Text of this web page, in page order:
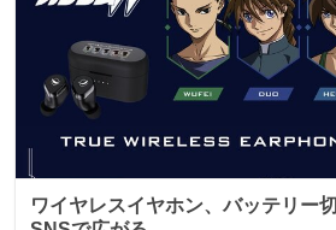
ワイヤレスイヤホン、バッテリー